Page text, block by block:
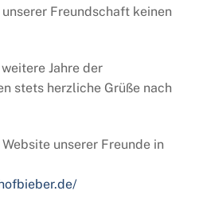
Freundschaft keinen
Jahre der
stets herzliche Grüße nach
unserer Freunde in